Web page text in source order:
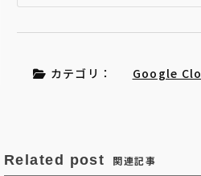
カテゴリ： Google
Related post 関連記事